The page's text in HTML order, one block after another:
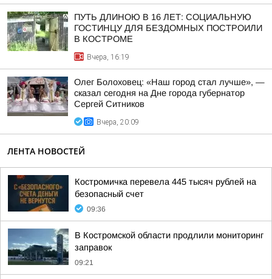
ПУТЬ ДЛИНОЮ В 16 ЛЕТ: СОЦИАЛЬНУЮ
ГОСТИНЦУ ДЛЯ БЕЗДОМНЫХ ПОСТРОИЛИ
В КОСТРОМЕ
Вчера, 16:19
Олег Болоховец: «Наш город стал лучше», —
сказал сегодня на Дне города губернатор
Сергей Ситников
Вчера, 20:09
ЛЕНТА НОВОСТЕЙ
Костромичка перевела 445 тысяч рублей на
безопасный счет
09:36
В Костромской области продлили мониторинг
заправок
09:21